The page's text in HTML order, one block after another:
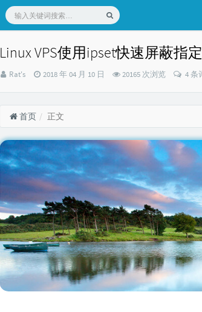
Linux VPS使用ipset快速屏蔽指
博
Rat's
发
时
间：
2018 年 04 月 10 日 20165 次浏览 4 条
首页 正文